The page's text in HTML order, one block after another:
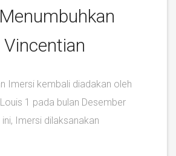
Vincentian
Imersi kembali diadakan oleh
1 pada bulan Desember
ini, Imersi dilaksanakan